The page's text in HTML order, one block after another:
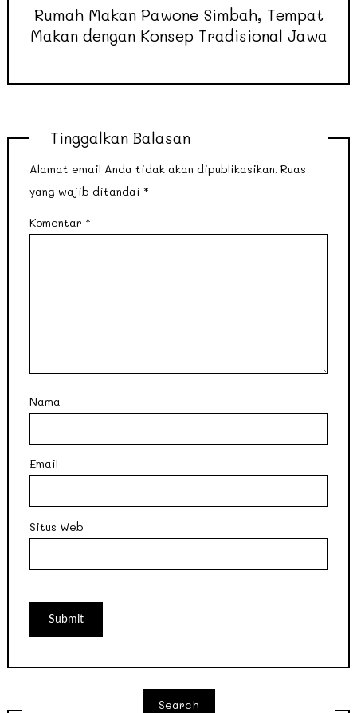
Rumah Makan Pawone Simbah, Tempat
Makan dengan Konsep Tradisional Jawa
Tinggalkan Balasan
Alamat email Anda tidak akan dipublikasikan. Ruas
yang wajib ditandai *
Komentar *
Nama
Email
Situs Web
Search